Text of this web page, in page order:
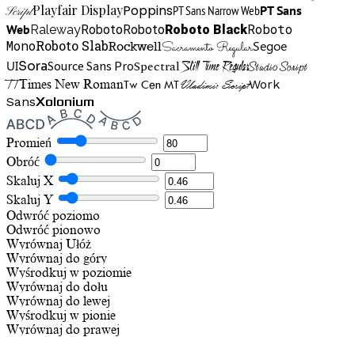
ScriptPlayfair DisplayPoppinsPT Sans Narrow WebPT Sans
WebRalewayRobotoRobotoRoboto BlackRoboto
MonoRoboto SlabRockwellSacramento RegularSegoe
UISoraSource Sans ProSpectralStill Time RegularStudio Script
TTTimes New RomanTw Cen MTVladimir ScriptWork
SansXolonium
Promień
Obróć
Skaluj X
Skaluj Y
Odwróć poziomo
Odwróć pionowo
Wyrównaj Ułóż
Wyrównaj do góry
Wyśrodkuj w poziomie
Wyrównaj do dołu
Wyrównaj do lewej
Wyśrodkuj w pionie
Wyrównaj do prawej